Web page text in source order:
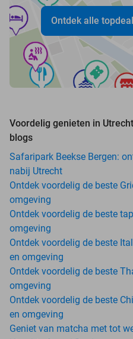
Ontdek alle
Voordelig genieten in
blogs
Safaripark Beekse Bergen:
nabij Utrecht
Ontdek voordelig de beste
omgeving
Ontdek voordelig de beste
omgeving
Ontdek voordelig de beste
en omgeving
Ontdek voordelig de beste
omgeving
Ontdek voordelig de beste
en omgeving
Geniet van matcha met tot